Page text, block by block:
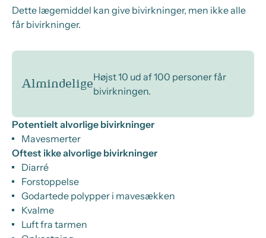
Dette lægemiddel kan give bivirkninger, men ikke alle
får bivirkninger.
Almindelige
Højst 10 ud af 100 personer får
bivirkningen.
Potentielt alvorlige bivirkninger
Mavesmerter
Oftest ikke alvorlige bivirkninger
Diarré
Forstoppelse
Godartede polypper i mavesækken
Kvalme
Luft fra tarmen